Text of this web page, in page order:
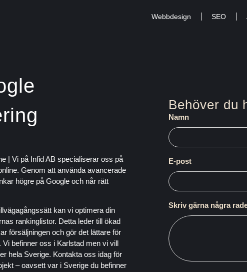
Webbdesign SEO
| Vi på Infid AB specialiserar oss på
Genom att använda avancerade
högre på Google och når rätt
kan vi optimera din
rankinglistor. Detta leder till ökad
försäljningen och gör det lättare för
befinner oss i Karlstad men vi vill
hela Sverige. Kontakta oss idag för
– oavsett var i Sverige du befinner
Behöver du
Namn
E-post
Skriv gärna några